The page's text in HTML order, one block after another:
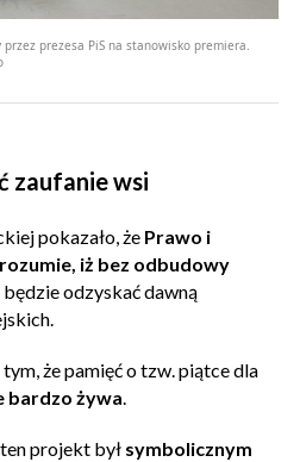
przez prezesa PiS na stanowisko premiera.
zaufanie wsi
pokazało, że Prawo i
iż bez odbudowy
odzyskać dawną
że pamięć o tzw. piątce dla
bardzo żywa
projekt był symbolicznym